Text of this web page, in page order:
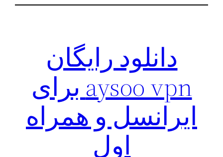
دانلود رایگان
aysoo vpn برای
ایرانسل و همراه
اول